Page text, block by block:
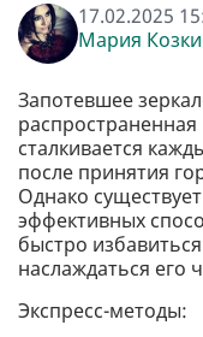
17.02.2025
Мария
Запотевшее
сталкивается
после принятия
Однако
эффективных
быстро
наслаждаться его
Экспресс-методы: